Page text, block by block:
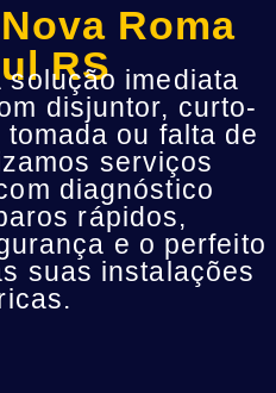
Roma
RS
solução imediata
disjuntor, curto-
ou falta de
serviços
diagnóstico
rápidos,
e o perfeito
suas instalações